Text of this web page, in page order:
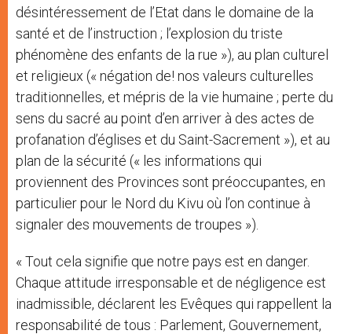
désintéressement de l’Etat dans le domaine de la
santé et de l’instruction ; l’explosion du triste
phénomène des enfants de la rue »), au plan culturel
et religieux (« négation de! nos valeurs culturelles
traditionnelles, et mépris de la vie humaine ; perte du
sens du sacré au point d’en arriver à des actes de
profanation d’églises et du Saint-Sacrement »), et au
plan de la sécurité (« les informations qui
proviennent des Provinces sont préoccupantes, en
particulier pour le Nord du Kivu où l’on continue à
signaler des mouvements de troupes »).
« Tout cela signifie que notre pays est en danger.
Chaque attitude irresponsable et de négligence est
inadmissible, déclarent les Evêques qui rappellent la
responsabilité de tous : Parlement, Gouvernement,